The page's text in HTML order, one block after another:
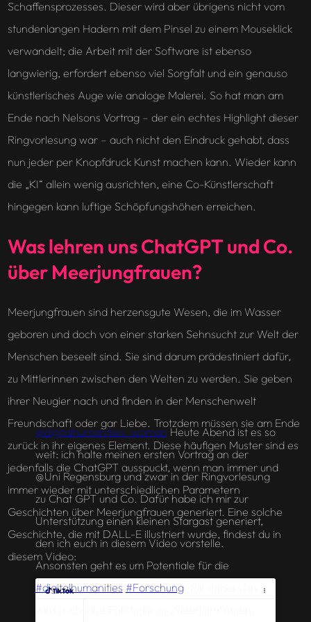
Schaffensprozesses. Dieser wird aber übrigens nicht vom
stundenlangen Hadern mit dem Pinsel zu einem Mouseklick
verwandelt; die Arbeit mit der Software ist ebenso
langwierig, erfordert ebenso viel Sorgfalt und ein genauso
künstlerisches Auge wie analoge Malerei. So hat man am
Ende nach Nelsons Vortrag – der ein echtes Highlight dieser
Ringvorlesung war – auch nicht den Eindruck gehabt, dass
nun jeder per Knopfdruck Kunst machen kann. Wieder kann
die „KI“ allein wenig ausrichten, eine Co-Künstlerschaft
hingegen kann luftige Schöpfungshöhen erreichen.
Was lehren uns ChatGPT und Co.
über Meerjungfrauen?
Meerjungfrauen sind herzensgute Wesen, die im Wasser
geboren und doch von einer starken Sehnsucht zur Welt der
Menschen beseelt sind. Sie sind darum prädestiniert dafür,
zu Mittlerinnen zwischen den Welten zu werden. Sie geben
ihrer Neugier nach und finden in der Menschenwelt
Freundschaft oder gar Liebe. Trotzdem müssen sie am Ende
zurück in ihr eigenes Element. Diese häufigen Muster sind es
jedenfalls die ChatGPT ausspuckt, wenn man immer und
immer wieder mit unterschiedlichen Parametern
Geschichten über Meerjungfrauen generiert. Eine solche
Geschichte, die mit DALL-E illustriert wurde, findest du in
diesem Video:
@digitalhumanities_woman Heute Abend ist es so
weit: ich halte meinen ersten Vortrag an der
@Uni Regensburg und zwar in der Ringvorlesung
zu Chat GPT und Co. Dafür habe ich mir zur
Unterstützung einen kleinen Stargast generiert,
den ich euch in diesem Video vorstelle.
Ansonsten geht es um Potentiale für die
#digitalhumanities #Forschung. Mit dabei sein